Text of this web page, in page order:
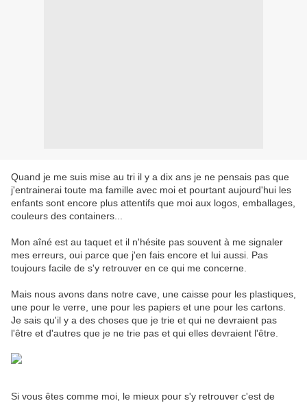
Quand je me suis mise au tri il y a dix ans je ne pensais pas que
j'entrainerai toute ma famille avec moi et pourtant aujourd'hui les
enfants sont encore plus attentifs que moi aux logos, emballages,
couleurs des containers...
Mon aîné est au taquet et il n'hésite pas souvent à me signaler
mes erreurs, oui parce que j'en fais encore et lui aussi. Pas
toujours facile de s'y retrouver en ce qui me concerne.
Mais nous avons dans notre cave, une caisse pour les plastiques,
une pour le verre, une pour les papiers et une pour les cartons.
Je sais qu'il y a des choses que je trie et qui ne devraient pas
l'être et d'autres que je ne trie pas et qui elles devraient l'être.
Si vous êtes comme moi, le mieux pour s'y retrouver c'est de